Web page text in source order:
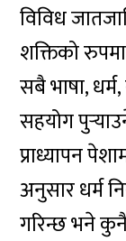
विविध
शक्तिको
सबै भाषा,
सहयोग
प्राध्यापन
अनुसार धर्म
गरिन्छ भने कुनै